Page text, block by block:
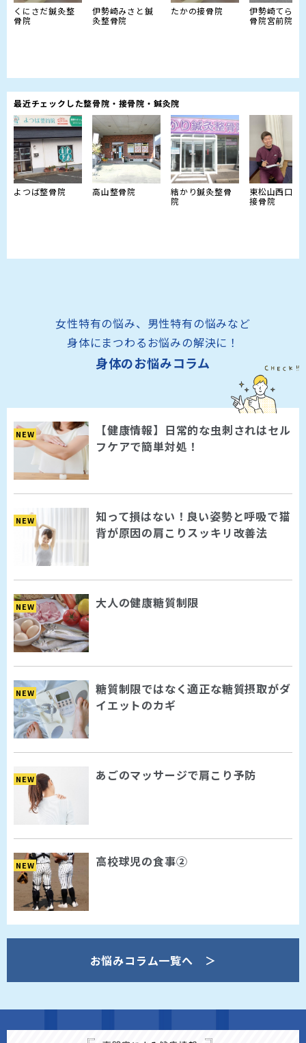
くにさだ鍼灸整
骨院
伊勢崎みさと鍼
灸整骨院
たかの接骨院
伊勢崎てらい
骨院宮前院
最近チェックした整骨院・接骨院・鍼灸院
よつば整骨院 高山整骨院
結かり鍼灸整骨
院
東松山西口駅
接骨院
女性特有の悩み、男性特有の悩みなど
身体にまつわるお悩みの解決に！
身体のお悩みコラム
NEW
【健康情報】日常的な虫刺されはセル
フケアで簡単対処！
NEW
知って損はない！良い姿勢と呼吸で猫
背が原因の肩こりスッキリ改善法
NEW 大人の健康糖質制限
NEW
糖質制限ではなく適正な糖質摂取がダ
イエットのカギ
NEW あごのマッサージで肩こり予防
NEW 高校球児の食事②
お悩みコラム一覧へ ＞